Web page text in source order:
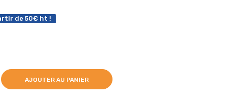
de 50€ ht !
AJOUTER AU PANIER